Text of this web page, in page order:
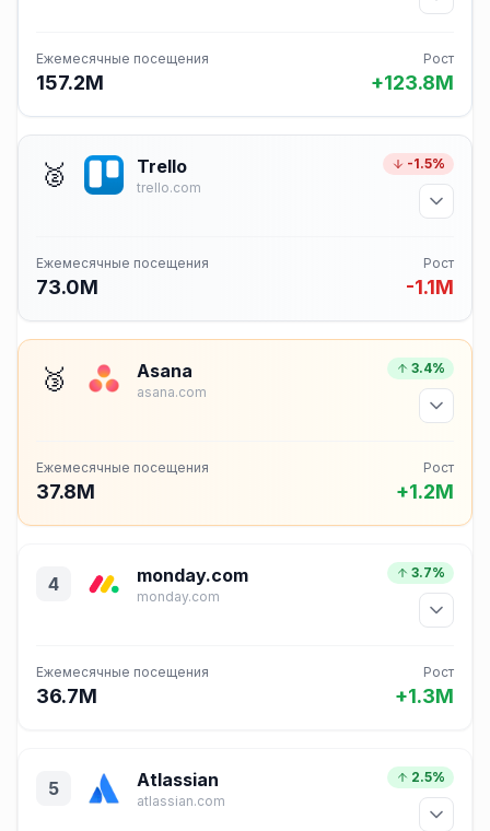
Ежемесячные посещения
157.2M
Рост
+123.8M
🥈 Trello
trello.com
-1.5%
Ежемесячные посещения
73.0M
Рост
-1.1M
🥉 Asana
asana.com
3.4%
Ежемесячные посещения
37.8M
Рост
+1.2M
4 monday.com
monday.com
3.7%
Ежемесячные посещения
36.7M
Рост
+1.3M
5 Atlassian
atlassian.com
2.5%